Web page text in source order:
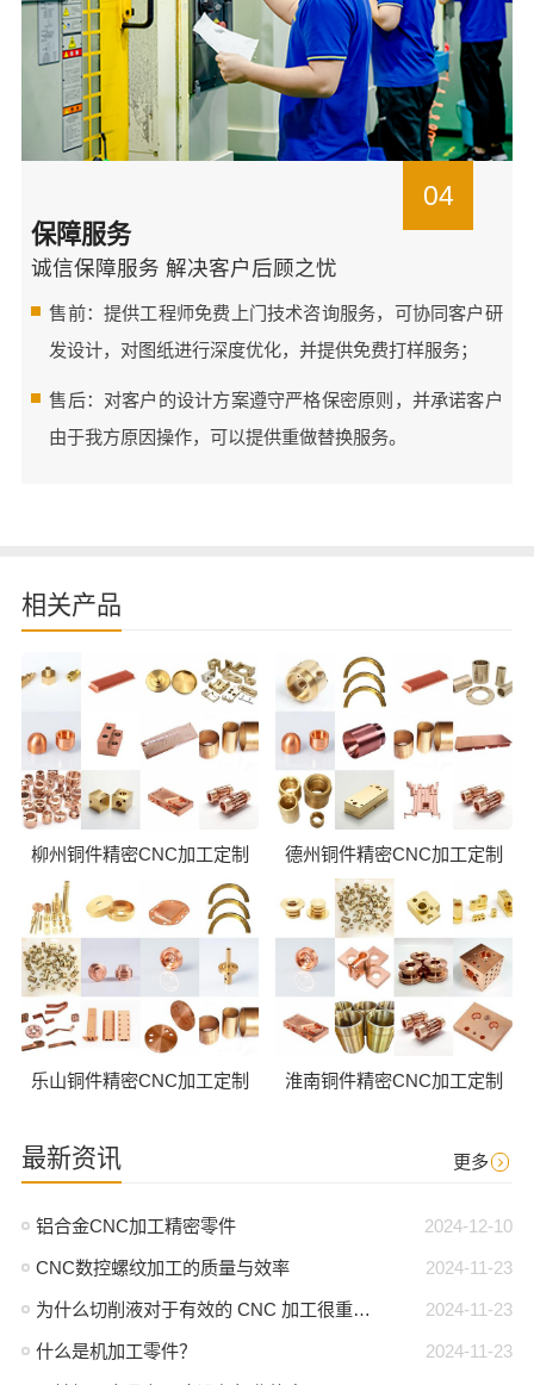
04
保障服务
诚信保障服务 解决客户后顾之忧
售前：提供工程师免费上门技术咨询服务，可协同客户研
发设计，对图纸进行深度优化，并提供免费打样服务；
售后：对客户的设计方案遵守严格保密原则，并承诺客户
由于我方原因操作，可以提供重做替换服务。
相关产品
柳州铜件精密CNC加工定制 德州铜件精密CNC加工定制
乐山铜件精密CNC加工定制 淮南铜件精密CNC加工定制
最新资讯 更多
2024-12-10
铝合金CNC加工精密零件
2024-11-23
CNC数控螺纹加工的质量与效率
2024-11-23
为什么切削液对于有效的 CNC 加工很重要？
2024-11-23
什么是机加工零件？